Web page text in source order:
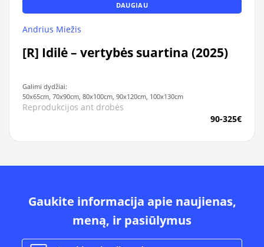
DAUGIAU
Andrius Miežis
[R] Idilė – vertybės suartina (2025)
Galimi dydžiai:
50x65cm, 70x90cm, 80x100cm, 90x120cm, 100x130cm
Reprodukcijos ant drobės
90-325€
Gaukite informacija apie naujienas,
meną, ir pasiūlymus